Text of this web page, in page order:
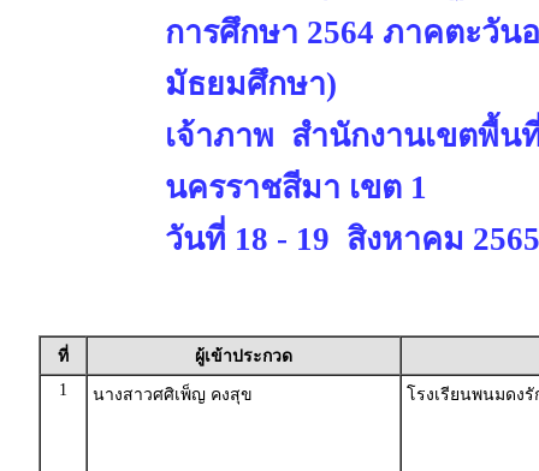
การศึกษา 2564 ภาคตะวัน
มัธยมศึกษา)
เจ้าภาพ สำนักงานเขตพื้น
นครราชสีมา เขต 1
วันที่ 18 - 19 สิงหาคม 2565
ที่
ผู้เข้าประกวด
1
นางสาวศศิเพ็ญ คงสุข โรงเรียนพนมดง